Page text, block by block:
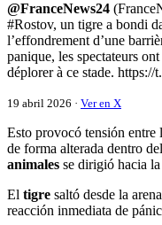
@FranceNews24
#Rostov, un tigre a bondi
l’effondrement d’une
panique, les spectateurs
déplorer à ce stade.
19 abril 2026 · Ver en X
Esto provocó tensión entre
de forma alterada dentro
animales se dirigió hacia
El tigre saltó desde la
reacción inmediata de